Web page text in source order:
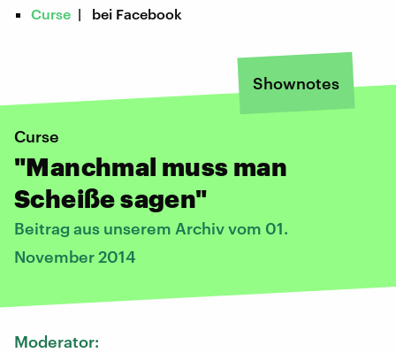
Curse | bei Facebook
Shownotes
Curse
"Manchmal muss man
Scheiße sagen"
Beitrag aus unserem Archiv vom 01.
November 2014
Moderator: